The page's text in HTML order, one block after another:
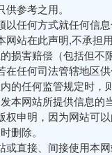
参考之用。
以任何方式就任何信
网站在此声明,不承担
损害赔偿（包括但
在任何司法管辖地区
的任何监管规定时
本网站所提供信息的
权申明，因为网站可
删除。
或直接、间接使用本